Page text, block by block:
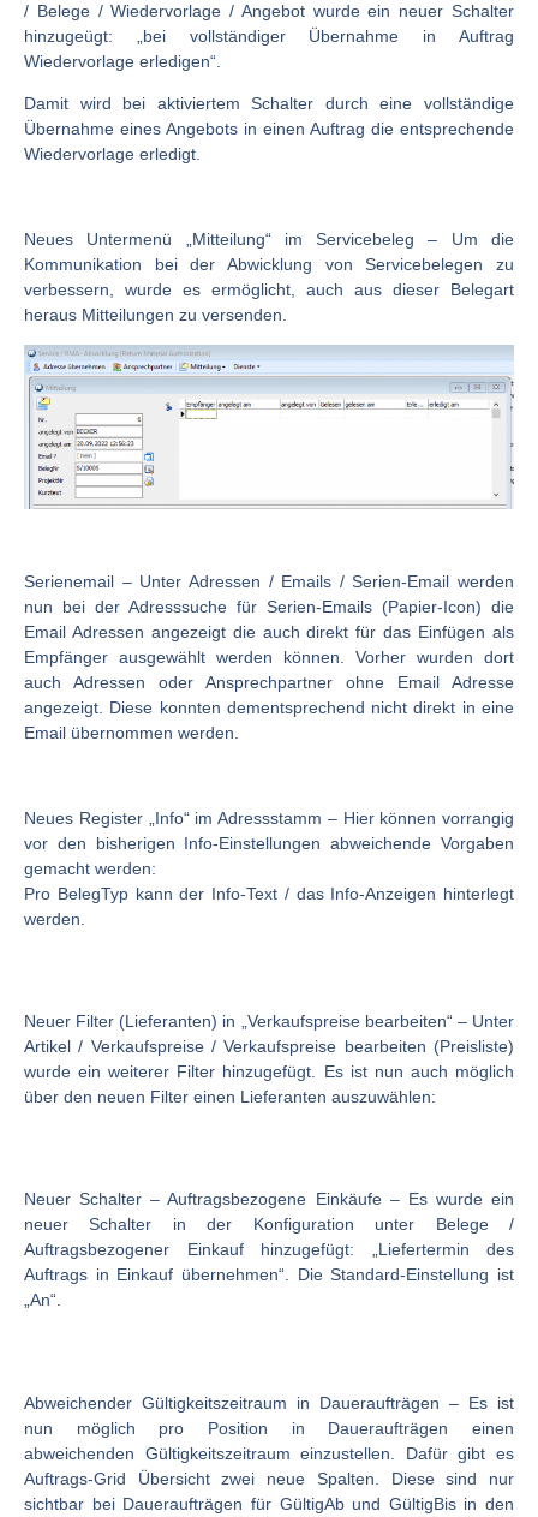
/ Belege / Wiedervorlage / Angebot wurde ein neuer Schalter
hinzugeügt: „bei vollständiger Übernahme in Auftrag
Wiedervorlage erledigen“.
Damit wird bei aktiviertem Schalter durch eine vollständige
Übernahme eines Angebots in einen Auftrag die entsprechende
Wiedervorlage erledigt.
Neues Untermenü „Mitteilung“ im Servicebeleg – Um die
Kommunikation bei der Abwicklung von Servicebelegen zu
verbessern, wurde es ermöglicht, auch aus dieser Belegart
heraus Mitteilungen zu versenden.
Serienemail – Unter Adressen / Emails / Serien-Email werden
nun bei der Adresssuche für Serien-Emails (Papier-Icon) die
Email Adressen angezeigt die auch direkt für das Einfügen als
Empfänger ausgewählt werden können. Vorher wurden dort
auch Adressen oder Ansprechpartner ohne Email Adresse
angezeigt. Diese konnten dementsprechend nicht direkt in eine
Email übernommen werden.
Neues Register „Info“ im Adressstamm – Hier können vorrangig
vor den bisherigen Info-Einstellungen abweichende Vorgaben
gemacht werden:
Pro BelegTyp kann der Info-Text / das Info-Anzeigen hinterlegt
werden.
Neuer Filter (Lieferanten) in „Verkaufspreise bearbeiten“ – Unter
Artikel / Verkaufspreise / Verkaufspreise bearbeiten (Preisliste)
wurde ein weiterer Filter hinzugefügt. Es ist nun auch möglich
über den neuen Filter einen Lieferanten auszuwählen:
Neuer Schalter – Auftragsbezogene Einkäufe– Es wurde ein
neuer Schalter in der Konfiguration unter Belege /
Auftragsbezogener Einkauf hinzugefügt: „Liefertermin des
Auftrags in Einkauf übernehmen“. Die Standard-Einstellung ist
„An“.
Abweichender Gültigkeitszeitraum in Daueraufträgen – Es ist
nun möglich pro Position in Daueraufträgen einen
abweichenden Gültigkeitszeitraum einzustellen. Dafür gibt es
Auftrags-Grid Übersicht zwei neue Spalten. Diese sind nur
sichtbar bei Daueraufträgen für GültigAb und GültigBis in den